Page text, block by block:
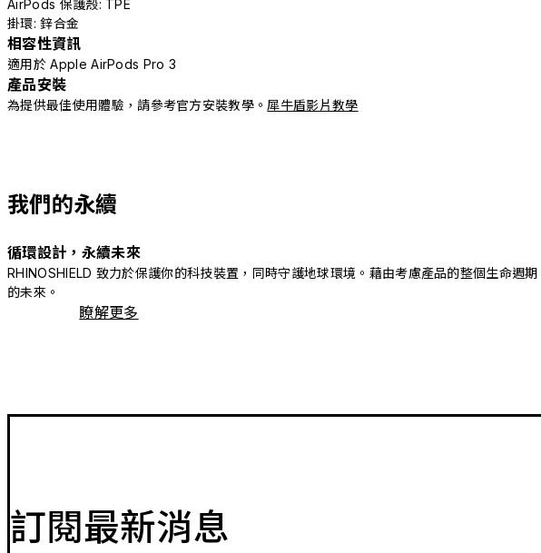
AirPods 保護殼: TPE
掛環: 鋅合金
相容性資訊
適用於 Apple AirPods Pro 3
產品安裝
為提供最佳使用體驗，請參考官方安裝教學。 犀牛盾影片教學
我們的永續
循環設計，永續未來
RHINOSHIELD 致力於保護你的科技裝置，同時守護地球環境。藉由考慮產品的整個生命
的未來。
瞭解更多
訂閱最新消息